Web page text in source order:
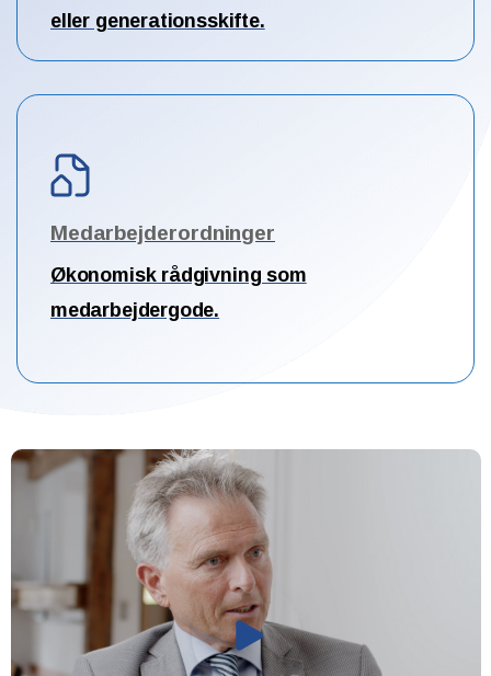
eller generationsskifte.
Medarbejderordninger
Økonomisk rådgivning som
medarbejdergode.